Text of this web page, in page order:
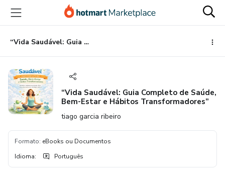
para
conteúdo
principal
para
pagamento
para
rodapé
“Vida Saudável: Guia Completo de Saúde, Bem-Estar e Hábitos Transformadores”
“Vida Saudável: Guia Completo de Saúde,
Bem-Estar e Hábitos Transformadores”
tiago garcia ribeiro
Formato: eBooks ou Documentos
Idioma: Português